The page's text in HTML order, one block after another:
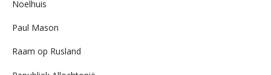
Noelhuis
Paul Mason
Raam op Rusland